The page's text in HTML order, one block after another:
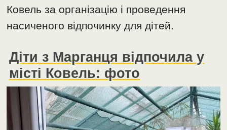
Ковель за організацію і проведення
насиченого відпочинку для дітей.
Діти з Марганця відпочила у
місті Ковель: фото